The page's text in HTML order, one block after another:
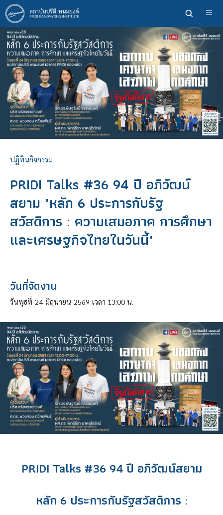
ข้าม
ไป
ยัง
เนื้อหา
หลัก
ปฏิทินกิจกรรม
PRIDI Talks #36 94 ปี อภิวัฒน์
สยาม "หลัก 6 ประการกับรัฐ
สวัสดิการ : ความเสมอภาค การศึกษา
และเศรษฐกิจไทยในวันนี้"
วันที่จัดงาน
วันพุธที่ 24 มิถุนายน 2569 เวลา 13:00 น.
PRIDI Talks #36 94 ปี อภิวัฒน์สยาม
หลัก 6 ประการกับรัฐสวัสดิการ :